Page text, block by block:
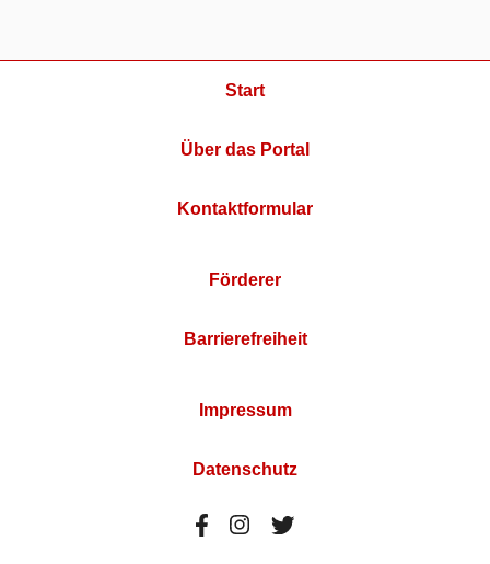
Start
Über das Portal
Kontaktformular
Förderer
Barrierefreiheit
Impressum
Datenschutz